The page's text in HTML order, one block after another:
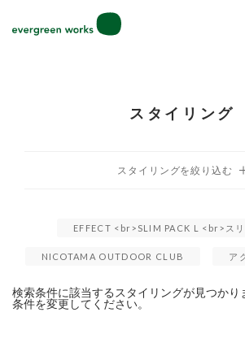
2027年ご入学用ランドセル受注会ス
スタイリング
EFFECT <br>SLIM PACK L <br>スリ
NICOTAMA OUTDOOR CLUB ア
検索条件に該当するスタイリングが見つかり
条件を変更してください。